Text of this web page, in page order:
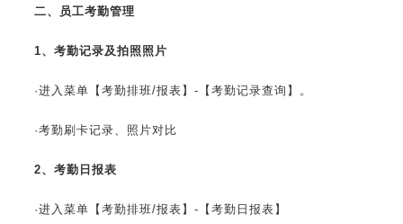
二、员工考勤管理
1、考勤记录及拍照照片
·进入菜单【考勤排班/报表】-【考勤记录查询】。
·考勤刷卡记录、照片对比
2、考勤日报表
·进入菜单【考勤排班/报表】-【考勤日报表】